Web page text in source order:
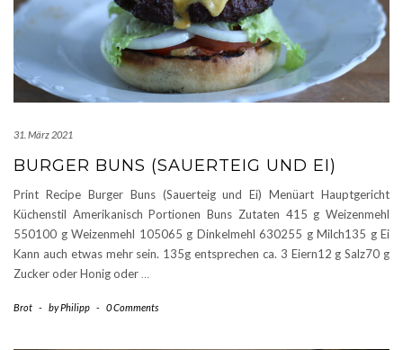
31. März 2021
BURGER BUNS (SAUERTEIG UND EI)
Print Recipe Burger Buns (Sauerteig und Ei) Menüart Hauptgericht
Küchenstil Amerikanisch Portionen Buns Zutaten 415 g Weizenmehl
550100 g Weizenmehl 105065 g Dinkelmehl 630255 g Milch135 g Ei
Kann auch etwas mehr sein. 135g entsprechen ca. 3 Eiern12 g Salz70 g
Zucker oder Honig oder …
Brot - byPhilipp - 0 Comments